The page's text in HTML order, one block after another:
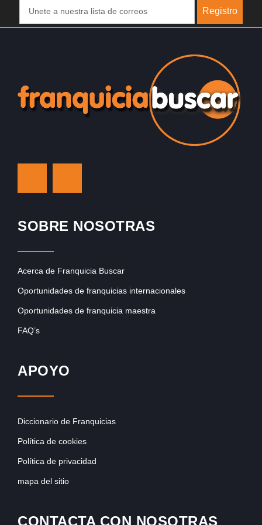
Registro
SOBRE NOSOTRAS
Acerca de Franquicia Buscar
Oportunidades de franquicias internacionales
Oportunidades de franquicia maestra
FAQ’s
APOYO
Diccionario de Franquicias
Política de cookies
Política de privacidad
mapa del sitio
CONTACTA CON NOSOTRAS